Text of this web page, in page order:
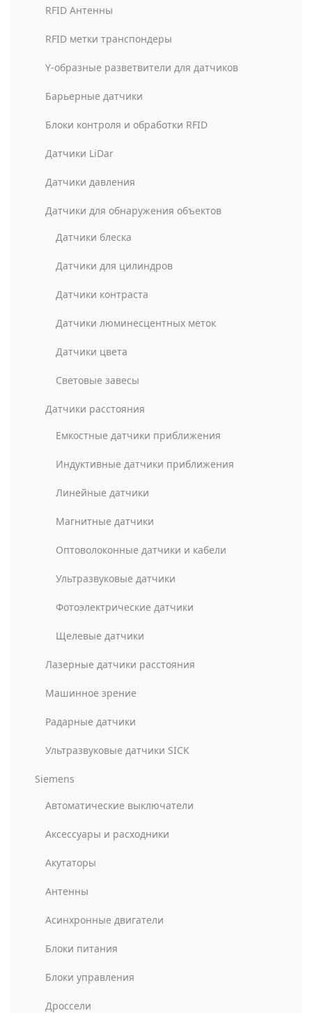
RFID Антенны
RFID метки транспондеры
Y-образные разветвители для датчиков
Барьерные датчики
Блоки контроля и обработки RFID
Датчики LiDar
Датчики давления
Датчики для обнаружения объектов
Датчики блеска
Датчики для цилиндров
Датчики контраста
Датчики люминесцентных меток
Датчики цвета
Световые завесы
Датчики расстояния
Емкостные датчики приближения
Индуктивные датчики приближения
Линейные датчики
Магнитные датчики
Оптоволоконные датчики и кабели
Ультразвуковые датчики
Фотоэлектрические датчики
Щелевые датчики
Лазерные датчики расстояния
Машинное зрение
Радарные датчики
Ультразвуковые датчики SICK
Siemens
Автоматические выключатели
Аксессуары и расходники
Акутаторы
Антенны
Асинхронные двигатели
Блоки питания
Блоки управления
Дроссели